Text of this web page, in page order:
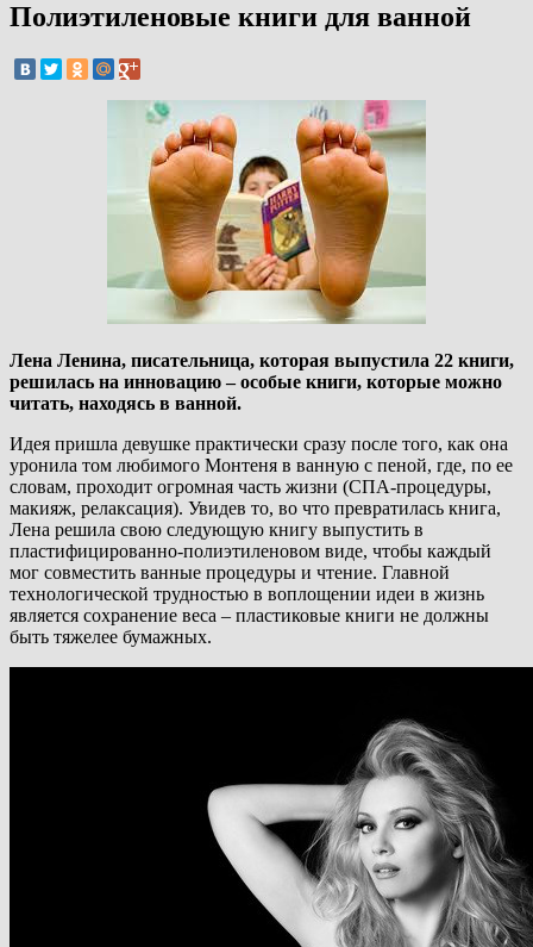
Полиэтиленовые книги для ванной
Лена Ленина, писательница, которая выпустила 22 книги,
решилась на инновацию – особые книги, которые можно
читать, находясь в ванной.
Идея пришла девушке практически сразу после того, как она
уронила том любимого Монтеня в ванную с пеной, где, по ее
словам, проходит огромная часть жизни (СПА-процедуры,
макияж, релаксация). Увидев то, во что превратилась книга,
Лена решила свою следующую книгу выпустить в
пластифицированно-полиэтиленовом виде, чтобы каждый
мог совместить ванные процедуры и чтение. Главной
технологической трудностью в воплощении идеи в жизнь
является сохранение веса – пластиковые книги не должны
быть тяжелее бумажных.